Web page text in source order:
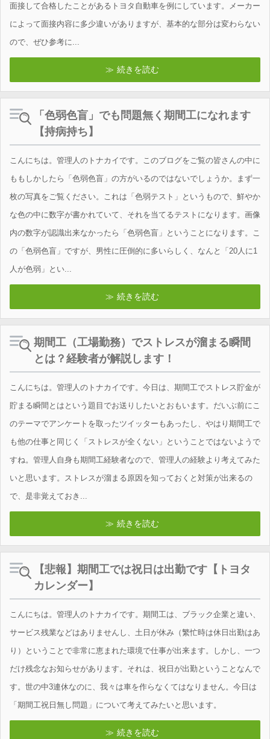
面接して合格したことがあるトヨタ自動車を例にしています。メーカー
によって面接内容に多少違いがありますが、基本的な部分は変わらない
ので、ぜひ参考に...
続きを読む
「色弱色盲」でも問題無く期間工になれます
【持病持ち】
こんにちは。管理人のトナカイです。このブログをご覧の皆さんの中に
ももしかしたら「色弱色盲」の方がいるのではないでしょうか。まず一
枚の写真をご覧ください。これは「色弱テスト」というもので、鮮やか
な色の中に数字が書かれていて、それを当てるテストになります。画像
内の数字が認識出来なかったら「色弱色盲」ということになります。こ
の「色弱色盲」ですが、男性に圧倒的に多いらしく、なんと「20人に1
人が色弱」とい...
続きを読む
期間工（工場勤務）でストレスが溜まる瞬間
とは？経験者が解説します！
こんにちは。管理人のトナカイです。今日は、期間工でストレス貯金が
貯まる瞬間とはという題目でお送りしたいとおもいます。だいぶ前にこ
のテーマでアンケートを取ったツイッターもあったし、やはり期間工で
も他の仕事と同じく「ストレスが全くない」ということではないようで
すね。管理人自身も期間工経験者なので、管理人の経験より考えてみた
いと思います。ストレスが溜まる原因を知っておくと対策が出来るの
で、是非覚えておき...
続きを読む
【悲報】期間工では祝日は出勤です【トヨタ
カレンダー】
こんにちは。管理人のトナカイです。期間工は、ブラック企業と違い、
サービス残業などはありませんし、土日が休み（繁忙時は休日出勤はあ
り）ということで非常に恵まれた環境で仕事が出来ます。しかし、一つ
だけ残念なお知らせがあります。それは、祝日が出勤ということなんで
す。世の中3連休なのに、我々は車を作らなくてはなりません。今日は
「期間工祝日無し問題」について考えてみたいと思います。
続きを読む